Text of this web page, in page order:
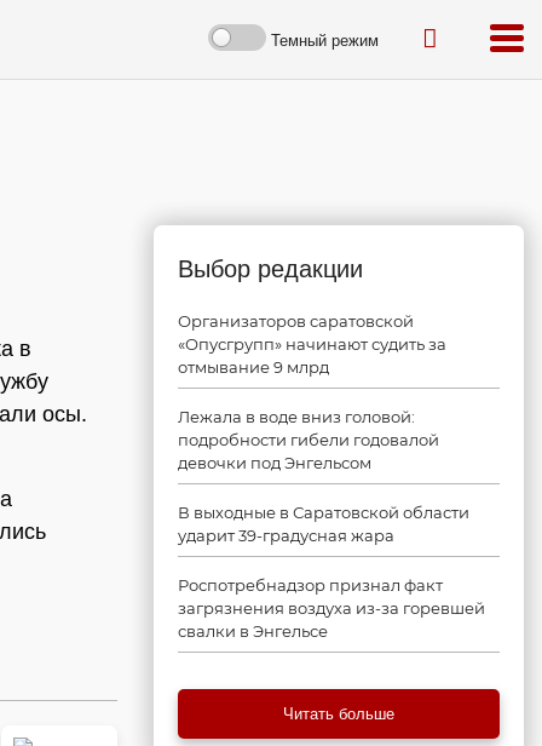
Темный режим
в
осы.
Выбор редакции
Организаторов саратовской
«Опусгрупп» начинают судить за
отмывание 9 млрд
Лежала в воде вниз головой:
подробности гибели годовалой
девочки под Энгельсом
В выходные в Саратовской области
ударит 39-градусная жара
Роспотребнадзор признал факт
загрязнения воздуха из-за горевшей
свалки в Энгельсе
Читать больше